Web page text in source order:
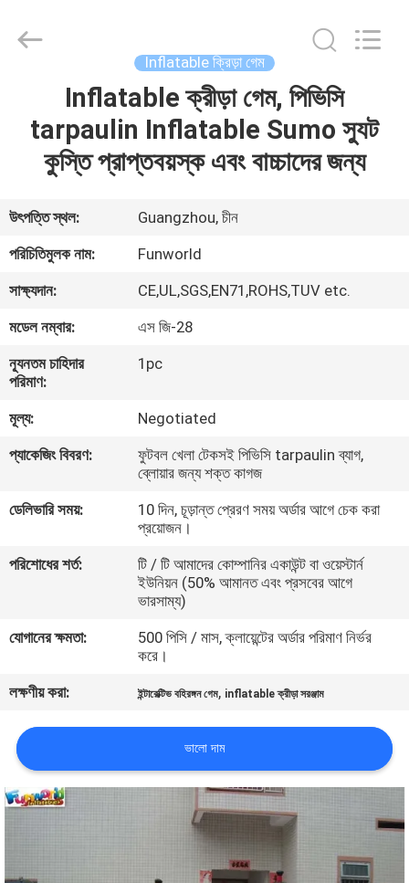
ভিডিও
সম্পর্কে
কারখানা
মান
COMPANY
NEWS
সাইট
PRIVACY
POLICY
Limited.
Inflatable ক্রিড়া গেম
Inflatable ক্রীড়া গেম, পিভিসি
tarpaulin Inflatable Sumo স্যুট
কুস্তি প্রাপ্তবয়স্ক এবং বাচ্চাদের জন্য
উৎপত্তি স্থল:
Guangzhou, চীন
পরিচিতিমুলক নাম:
Funworld
সাক্ষ্যদান:
CE,UL,SGS,EN71,ROHS,TUV etc.
মডেল নম্বার:
এস জি-28
ন্যূনতম চাহিদার
পরিমাণ:
1pc
মূল্য:
Negotiated
প্যাকেজিং বিবরণ:
ফুটবল খেলা টেকসই পিভিসি tarpaulin ব্যাগ,
ব্লোয়ার জন্য শক্ত কাগজ
ডেলিভারি সময়:
10 দিন, চূড়ান্ত প্রেরণ সময় অর্ডার আগে চেক করা
প্রয়োজন।
পরিশোধের শর্ত:
টি / টি আমাদের কোম্পানির একাউন্ট বা ওয়েস্টার্ন
ইউনিয়ন (50% আমানত এবং প্রসবের আগে
ভারসাম্য)
যোগানের ক্ষমতা:
500 পিসি / মাস, ক্লায়েন্টের অর্ডার পরিমাণ নির্ভর
করে।
লক্ষণীয় করা:
ইন্টারেক্টিভ বহিরঙ্গন গেম, inflatable ক্রীড়া সরঞ্জাম
ভালো দাম